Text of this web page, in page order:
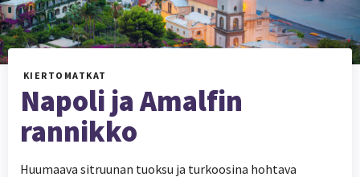
KIERTOMATKAT
Napoli ja Amalfin
rannikko
Huumaava sitruunan tuoksu ja turkoosina hohtava